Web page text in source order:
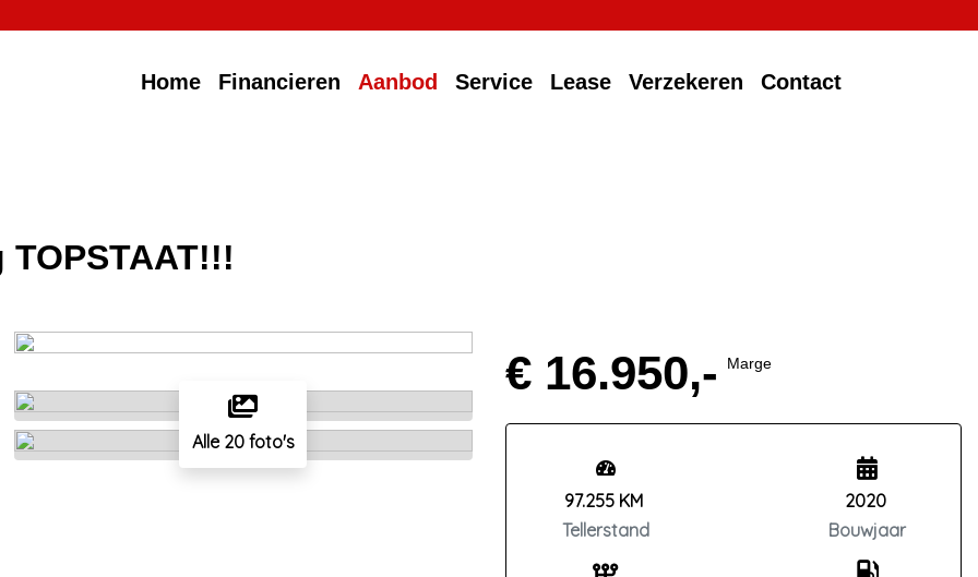
Home Financieren Aanbod Service Lease Verzekeren Contact
TOPSTAAT!!!
Alle 20 foto's
€ 16.950,- Marge
97.255 KM
Tellerstand
2020
Bouwjaar